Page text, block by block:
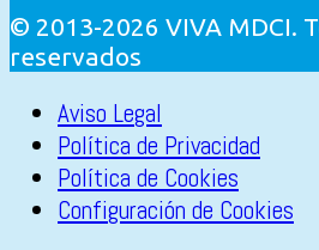
© 2013-2026 VIVA MDCI.
reservados
Aviso Legal
Política de Privacidad
Política de Cookies
Configuración de Cookies